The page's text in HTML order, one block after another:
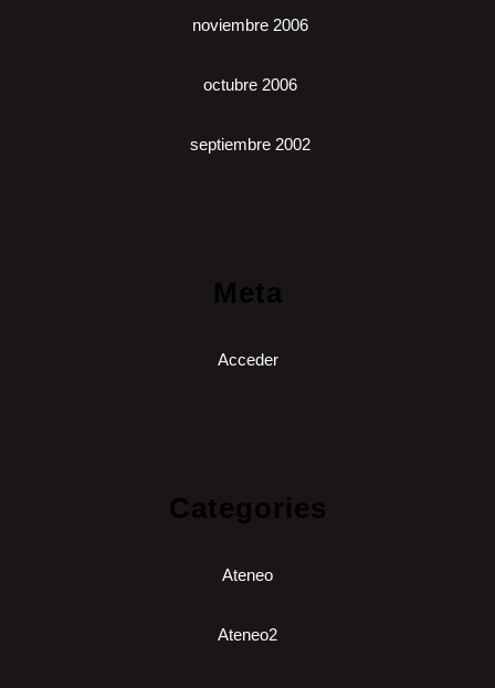
noviembre 2006
octubre 2006
septiembre 2002
Meta
Acceder
Categories
Ateneo
Ateneo2